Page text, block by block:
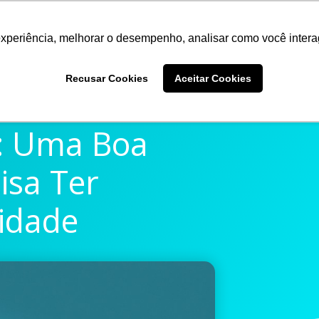
melhorar o desempenho, analisar como você
Recusar Cookies Aceitar Cookies
Boa
Ter